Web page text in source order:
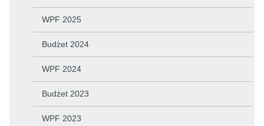
WPF 2025
Budżet 2024
WPF 2024
Budżet 2023
WPF 2023